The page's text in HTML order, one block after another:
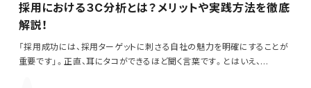
採用における３C分析とは？メリットや実践方法を徹底
解説！
「採用成功には、採用ターゲットに刺さる自社の魅力を明確にすることが
重要です」。正直、耳にタコができるほど聞く言葉です。とはいえ、…